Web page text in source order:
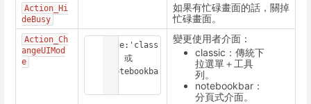
Action_Hi
deBusy
如果有忙碌畫面的話，關掉
忙碌畫面。
Action_Ch
angeUIMod
e
Mode:'class
ic' 或
'notebookba
變更使用者介面：
classic：傳統下
拉選單＋工具
列。
notebookbar：
分頁式介面。